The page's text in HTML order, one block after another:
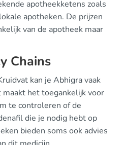
apotheekketens zoals
apotheken. De prijzen
van de apotheek maar
Chains
kan je Abhigra vaak
het toegankelijk voor
te controleren of de
die je nodig hebt op
bieden soms ook advies